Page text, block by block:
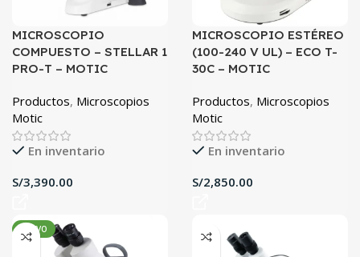
MICROSCOPIO
COMPUESTO – STELLAR 1
PRO-T – MOTIC
Productos, Microscopios
Motic
En inventario
S/
MICROSCOPIO ESTÉREO
(100-240 V UL) – ECO T-
30C – MOTIC
Productos, Microscopios
Motic
En inventario
S/
NUEVO